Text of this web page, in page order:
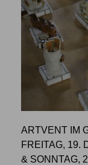
ARTVENT IM
FREITAG, 19.
& SONNTAG,